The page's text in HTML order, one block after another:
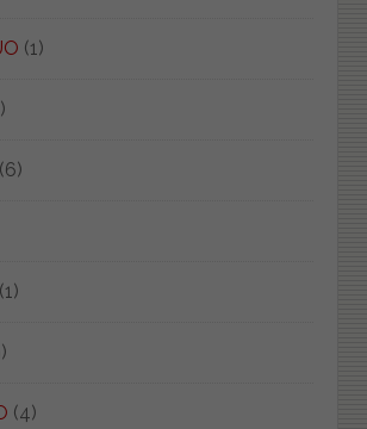
(1)
(6)
(1)
(4)